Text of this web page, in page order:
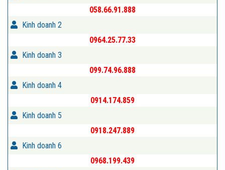
058.66.91.888
Kinh doanh 2
0964.25.77.33
Kinh doanh 3
099.74.96.888
Kinh doanh 4
0914.174.859
Kinh doanh 5
0918.247.889
Kinh doanh 6
0968.199.439